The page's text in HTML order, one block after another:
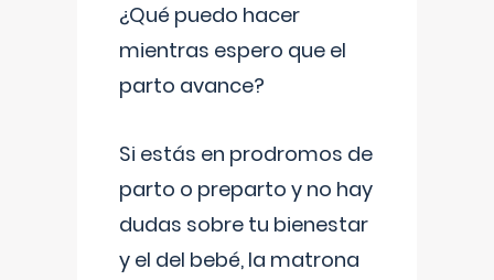
¿Qué puedo hacer
mientras espero que el
parto avance?
Si estás en prodromos de
parto o preparto y no hay
dudas sobre tu bienestar
y el del bebé, la matrona